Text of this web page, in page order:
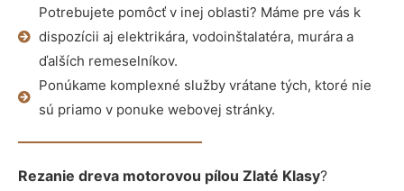
Potrebujete pomôcť v inej oblasti? Máme pre vás k
dispozícii aj elektrikára, vodoinštalatéra, murára a
ďalších remeselníkov.
Ponúkame komplexné služby vrátane tých, ktoré nie
sú priamo v ponuke webovej stránky.
Rezanie dreva motorovou pílou Zlaté Klasy?